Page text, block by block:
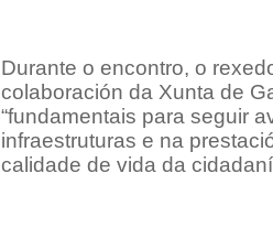
Durante o encontro, o
colaboración da Xunta de
“fundamentais para seguir
infraestruturas e na
calidade de vida da